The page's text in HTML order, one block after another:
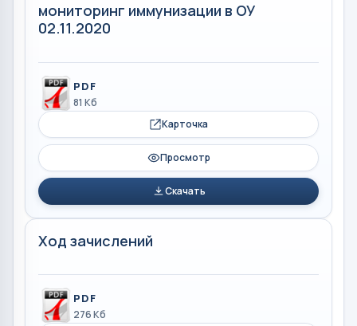
мониторинг иммунизации в ОУ
02.11.2020
PDF
81 Кб
Карточка
Просмотр
Скачать
Ход зачислений
PDF
276 Кб